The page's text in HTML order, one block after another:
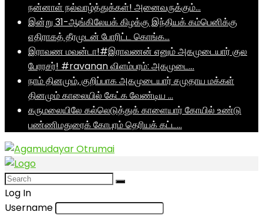
நன்னாள் நல்வாழ்த்துக்கள்! அனைவருக்கும்…
இன்று 31-ஆங்கிலேயக் கிழக்கு இந்தியக் கம்பெனிக்கு
எதிராகத் தீரமுடன் போரிட்ட கொங்க…
இராவண மவன்டா!#இராவணன் எனும் அகமுடையார் குல
பேரரசர்! #ravanan விளம்பரம்: அகமுடை…
நாம் தினமும், குறிப்பாக அகமுடையார் சமுதாய மக்கள்
தினமும் காலையில் கேட்க வேண்டிய …
கருமலையிலே கல்லெடுத்துக் காளையார் கோயில் உண்டு
பண்ணிமதுரைக் கோபுரம் தெரியக் கட்ட…
Log In
Username